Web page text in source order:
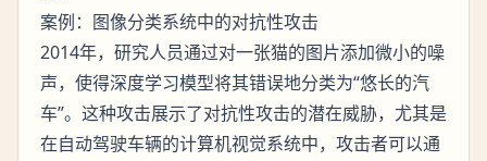
案例：图像分类系统中的对抗性攻击
2014年，研究人员通过对一张猫的图片添加微小的噪
声，使得深度学习模型将其错误地分类为“悠长的汽
车”。这种攻击展示了对抗性攻击的潜在威胁，尤其是
在自动驾驶车辆的计算机视觉系统中，攻击者可以通